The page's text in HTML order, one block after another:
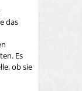
das
Es
ob sie